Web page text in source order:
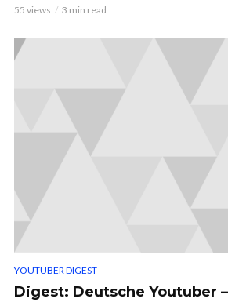
55 views 3 min read
YOUTUBER DIGEST
Digest: Deutsche Youtuber